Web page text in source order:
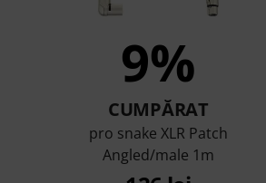
9%
CUMPĂRAT
pro snake XLR Patch
Angled/male 1m